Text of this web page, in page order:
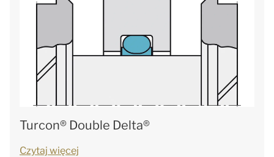
Turcon® Double Delta®
Czytaj więcej